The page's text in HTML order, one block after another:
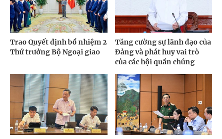
Trao Quyết định bổ nhiệm 2
Thứ trưởng Bộ Ngoại giao
Tăng cường sự lãnh đạo của
Đảng và phát huy vai trò
của các hội quần chúng